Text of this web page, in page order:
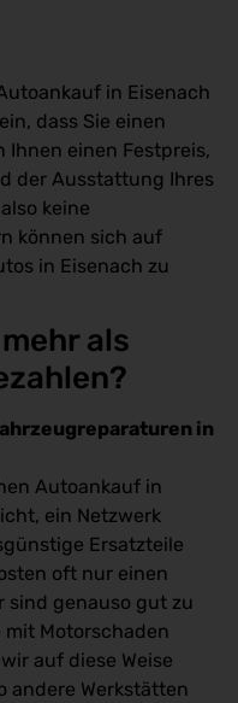
in Eisenach
dass Sie einen
Ihnen einen Festpreis,
der Ausstattung Ihres
keine
können sich auf
in Eisenach zu
als
in
Autoankauf in
ein Netzwerk
Ersatzteile
oft nur einen
sind genauso gut zu
Motorschaden
auf diese Weise
andere Werkstätten